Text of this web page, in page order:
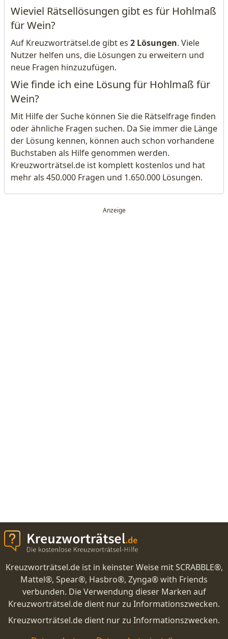
Wieviel Rätsellösungen gibt es für Hohlmaß
für Wein?
Auf Kreuzworträtsel.de gibt es 2 Lösungen. Viele
Nutzer helfen uns, die Lösungen zu erweitern und
neue Fragen hinzuzufügen.
Wie finde ich eine Lösung für Hohlmaß für
Wein?
Mit Hilfe der Suche können Sie die Rätselfrage finden
oder ähnliche Fragen suchen. Da Sie immer die Länge
der Lösung kennen, können auch schon vorhandene
Buchstaben als Hilfe genommen werden.
Kreuzworträtsel.de ist komplett kostenlos und hat
mehr als 450.000 Fragen und 1.650.000 Lösungen.
Kreuzworträtsel.de ist in keinster Weise mit SCRABBLE®,
Mattel®, Spear®, Hasbro®, Zynga® with Friends
verbunden. Die Verwendung dieser Marken auf
Kreuzworträtsel.de dient nur zu Informationszwecken.
Kreuzworträtsel.de dient nur zu Informationszwecken.